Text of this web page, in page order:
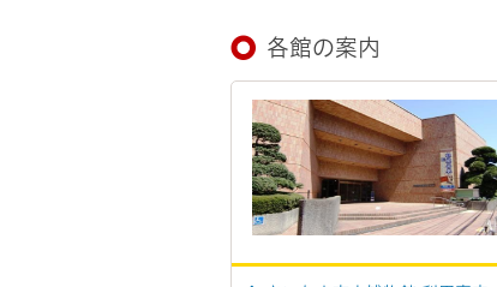
各館の案内